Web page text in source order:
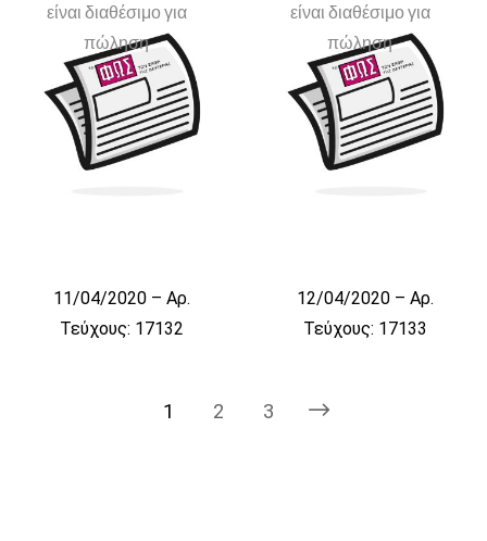
είναι διαθέσιμο για
πώληση
11/04/2020 – Αρ.
Τεύχους: 17132
είναι διαθέσιμο για
πώληση
12/04/2020 – Αρ.
Τεύχους: 17133
1 2 3